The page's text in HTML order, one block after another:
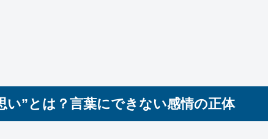
い”とは？言葉にできない感情の正体